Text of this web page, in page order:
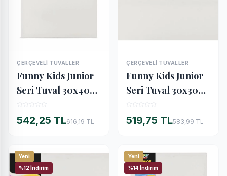
ÇERÇEVELI TUVALLER
Funny Kids Junior
Seri Tuval 30x40
542,25 TL616,19 TL
ÇERÇEVELI TUVALLER
Funny Kids Junior
Seri Tuval 30x30
519,75 TL583,99 TL
Yeni
%12 İndirim
Yeni
%14 İndirim